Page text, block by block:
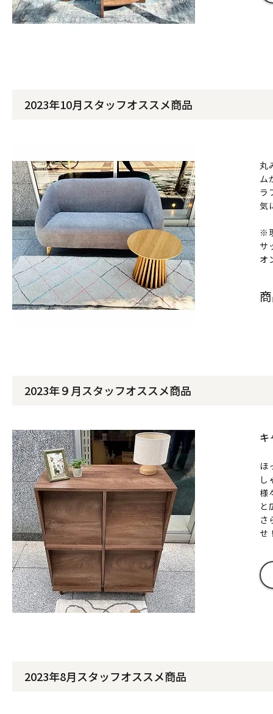
2023年10月スタッフオススメ商品
丸
ム
ラ
気
※
サ
オ
2023年９月スタッフオススメ商品
キ
ほ
し
様
と
さ
せ
2023年8月スタッフオススメ商品